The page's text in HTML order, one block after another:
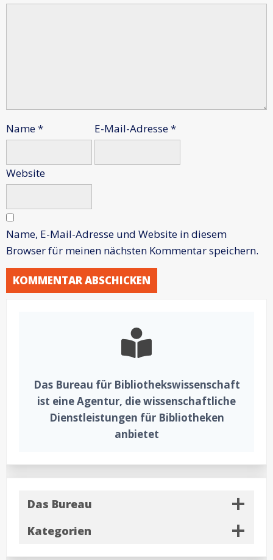
Name* E-Mail-Adresse*
Website
Name, E-Mail-Adresse und Website in diesem
Browser für meinen nächsten Kommentar speichern.
Das Bureau für Bibliothekswissenschaft
ist eine Agentur, die wissenschaftliche
Dienstleistungen für Bibliotheken
anbietet
Das Bureau
Kategorien